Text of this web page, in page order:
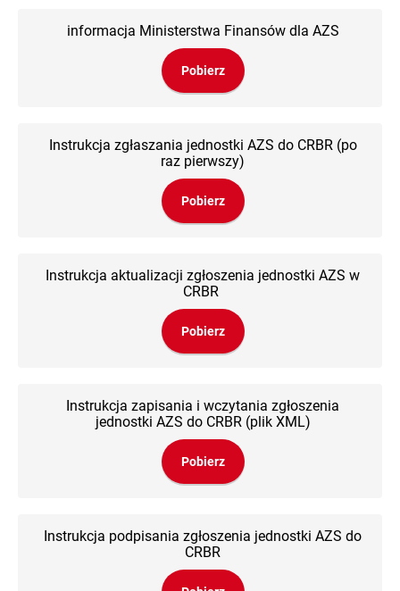
informacja Ministerstwa Finansów dla AZS
Pobierz
Instrukcja zgłaszania jednostki AZS do CRBR (po
raz pierwszy)
Pobierz
Instrukcja aktualizacji zgłoszenia jednostki AZS w
CRBR
Pobierz
Instrukcja zapisania i wczytania zgłoszenia
jednostki AZS do CRBR (plik XML)
Pobierz
Instrukcja podpisania zgłoszenia jednostki AZS do
CRBR